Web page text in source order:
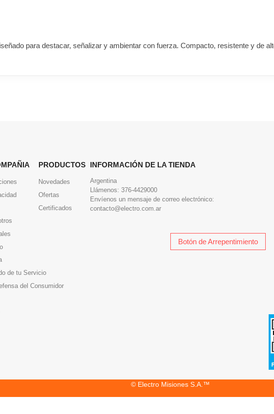
para destacar, señalizar y ambientar con fuerza. Compacto, resistente y de
de tu Servicio
del Consumidor
PRODUCTOS
Novedades
Ofertas
Certificados
INFORMACIÓN DE LA TIENDA
Argentina
Llámenos: 376-4429000
Envíenos un mensaje de correo electrónico:
contacto@electro.com.ar
Botón de Arrepentimiento
© Electro Misiones S.A.™